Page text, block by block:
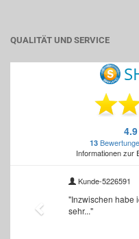
QUALITÄT UND SERVICE